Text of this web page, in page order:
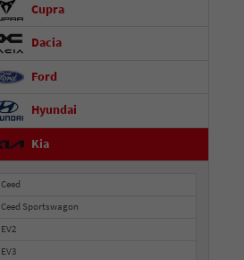
Cupra
Dacia
Ford
Hyundai
Kia
Ceed
Ceed Sportswagon
EV2
EV3